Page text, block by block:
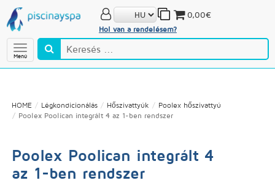
Menú
Hol van a rendelésem?
0,00€
HOME Légkondicionálás Hőszivattyúk
Poolex hőszivattyú
Poolex Poolican integrált 4 az 1-ben rendszer
Poolex Poolican integrált 4
az 1-ben rendszer